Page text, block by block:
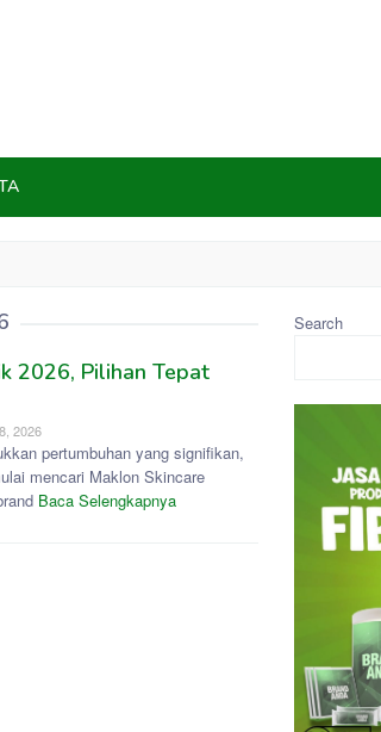
2026, Pilihan Tepat
2026
pertumbuhan yang signifikan,
mencari Maklon Skincare
Baca Selengkapnya
Search